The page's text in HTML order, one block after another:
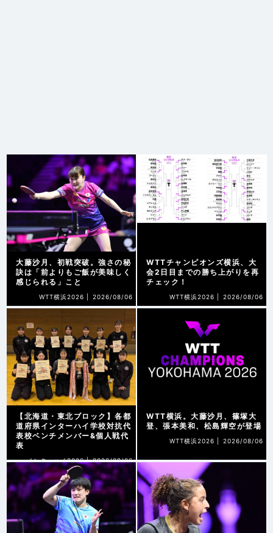
大藤沙月、初戦突破。強さの秘
訣は「前よりもご飯が美味しく
感じられる」こと
WTT横浜2026 | 2026/08/06
WTTチャンピオンズ横浜、大
会2日目までの勝ち上がりを再
チェック！
WTT横浜2026 | 2026/08/06
【北海道・東北ブロック】各都
道府県インターハイ学校対抗代
表校ベンチメンバー&個人戦代
表
インターハイ2026 | 2026/08/06
WTT横浜。大藤沙月、篠塚大
登、張本美和、松島輝空が登場
WTT横浜2026 | 2026/08/06